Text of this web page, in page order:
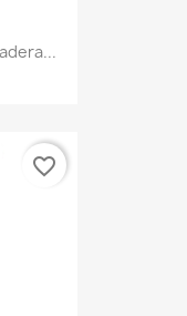
favorite_border